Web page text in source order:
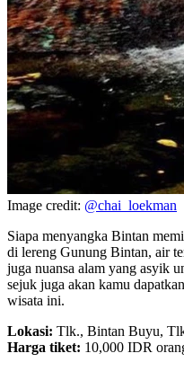
Image credit: @chai_loekman
Siapa menyangka Bintan
di lereng Gunung Bintan, air
juga nuansa alam yang asyik
sejuk juga akan kamu
wisata ini.
Lokasi: Tlk., Bintan Buyu,
Harga tiket: 10,000 IDR